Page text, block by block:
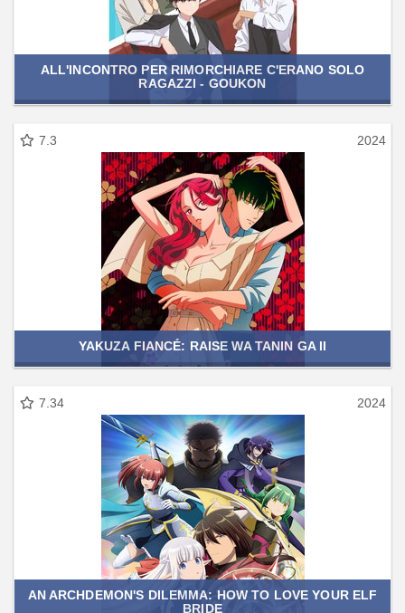
ALL'INCONTRO PER RIMORCHIARE C'ERANO SOLO
RAGAZZI - GOUKON
7.3 2024
YAKUZA FIANCÉ: RAISE WA TANIN GA II
7.34 2024
AN ARCHDEMON'S DILEMMA: HOW TO LOVE YOUR ELF
BRIDE